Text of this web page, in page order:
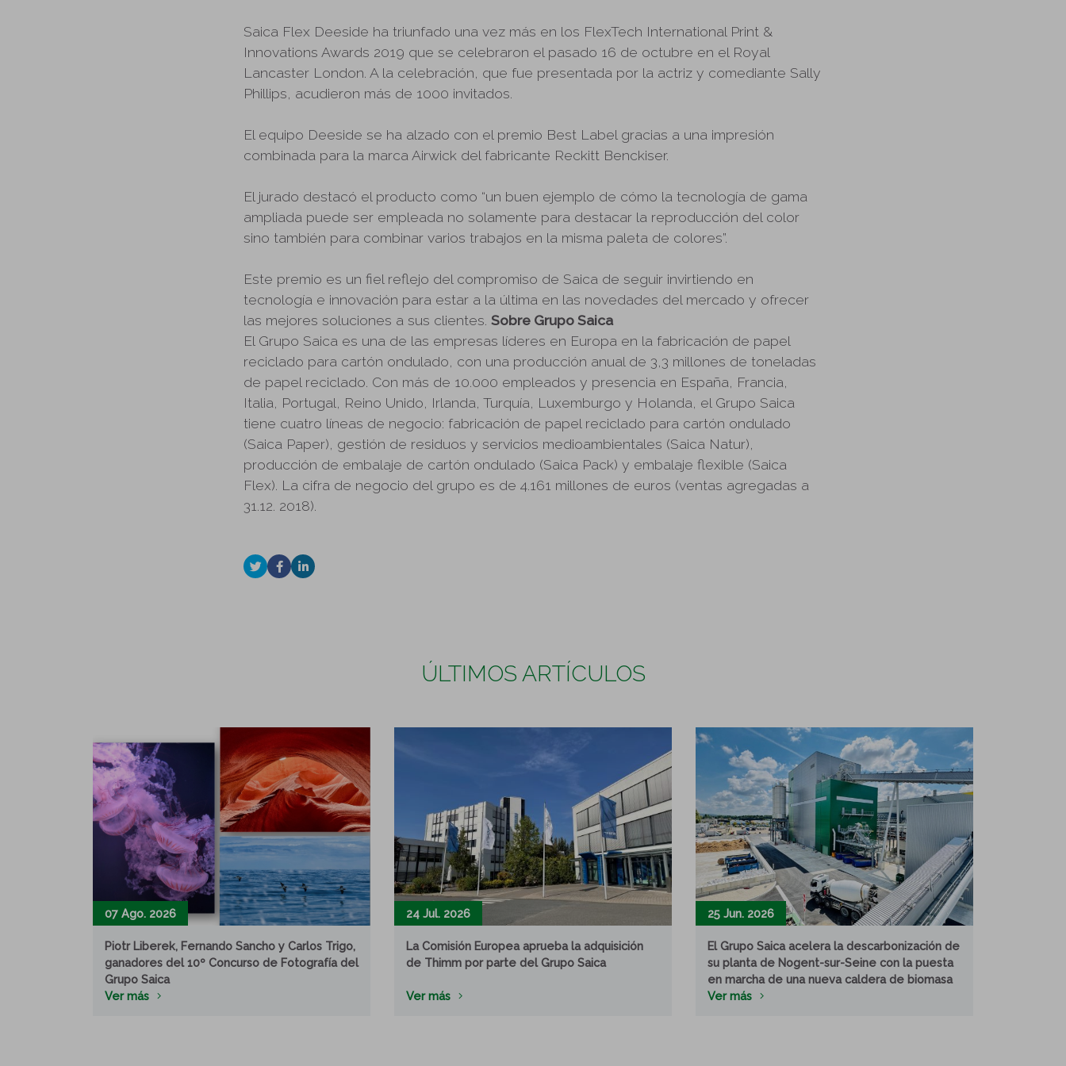
Saica Flex Deeside ha triunfado una vez más en los FlexTech International Print &
Innovations Awards 2019 que se celebraron el pasado 16 de octubre en el Royal
Lancaster London. A la celebración, que fue presentada por la actriz y comediante Sally
Phillips, acudieron más de 1000 invitados.
El equipo Deeside se ha alzado con el premio Best Label gracias a una impresión
combinada para la marca Airwick del fabricante Reckitt Benckiser.
El jurado destacó el producto como “un buen ejemplo de cómo la tecnología de gama
ampliada puede ser empleada no solamente para destacar la reproducción del color
sino también para combinar varios trabajos en la misma paleta de colores”.
Este premio es un fiel reflejo del compromiso de Saica de seguir invirtiendo en
tecnología e innovación para estar a la última en las novedades del mercado y ofrecer
las mejores soluciones a sus clientes. Sobre Grupo Saica
El Grupo Saica es una de las empresas líderes en Europa en la fabricación de papel
reciclado para cartón ondulado, con una producción anual de 3,3 millones de toneladas
de papel reciclado. Con más de 10.000 empleados y presencia en España, Francia,
Italia, Portugal, Reino Unido, Irlanda, Turquía, Luxemburgo y Holanda, el Grupo Saica
tiene cuatro líneas de negocio: fabricación de papel reciclado para cartón ondulado
(Saica Paper), gestión de residuos y servicios medioambientales (Saica Natur),
producción de embalaje de cartón ondulado (Saica Pack) y embalaje flexible (Saica
Flex). La cifra de negocio del grupo es de 4.161 millones de euros (ventas agregadas a
31.12. 2018).
ÚLTIMOS ARTÍCULOS
07 Ago. 2026
Piotr Liberek, Fernando Sancho y Carlos Trigo,
ganadores del 10º Concurso de Fotografía del
Grupo Saica
Ver más
24 Jul. 2026
La Comisión Europea aprueba la adquisición
de Thimm por parte del Grupo Saica
Ver más
25 Jun. 2026
El Grupo Saica acelera la descarbonización de
su planta de Nogent-sur-Seine con la puesta
en marcha de una nueva caldera de biomasa
Ver más